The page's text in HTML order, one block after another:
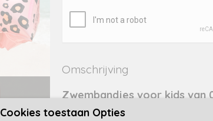
Omschrijving
Zwembandjes voor kids van
roze
Cookies toestaan Opties